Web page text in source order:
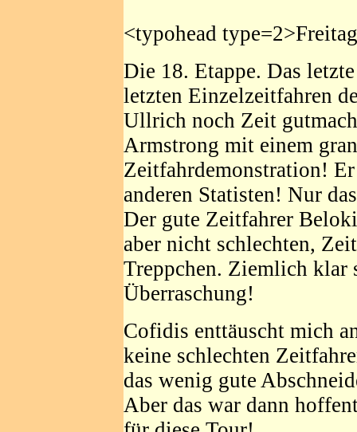
<typohead
Die 18. Etappe. Das
letzten Einzelzeitfahren
Ullrich noch Zeit
Armstrong mit einem
Zeitfahrdemonstration!
anderen Statisten! Nur
Der gute Zeitfahrer
aber nicht schlechten,
Treppchen. Ziemlich klar
Überraschung!
Cofidis enttäuscht mich
keine schlechten
das wenig gute
Aber das war dann